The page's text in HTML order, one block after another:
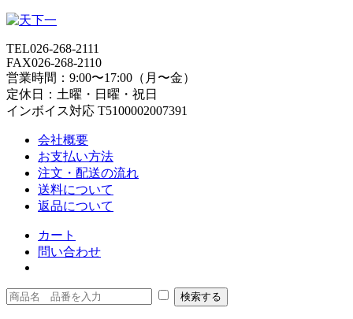
TEL026-268-2111
FAX026-268-2110
営業時間：9:00〜17:00（月〜金）
定休日：土曜・日曜・祝日
インボイス対応 T5100002007391
会社概要
お支払い方法
注文・配送の流れ
送料について
返品について
カート
問い合わせ